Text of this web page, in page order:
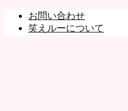
お問い合わせ
笑えルーについて